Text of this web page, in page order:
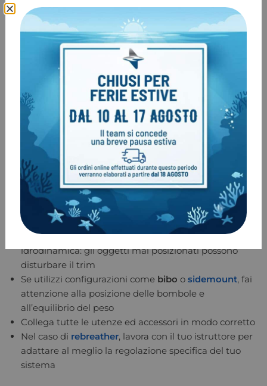
è tra le più
efficienti e riduce al minimo il disturbo
ambientale
Allenati anche con lapinneggiata all’indietro e la
rotazione
questo ti aiuterà ad aumentare la tua
Simula situazioni di emergenza mantenendo un
buon assetto e trim per testare la tua reazione e il
controllo
Esegui delle risalite in acqua libera senza cima di
riferimento ed inizia ad aumentare la tua percezione
sull’assetto e postura
3. Configurazione dell’attrezzatura
Controlla che l’attrezzatura sia bilanciata e
idrodinamica: gli oggetti mal posizionati possono
disturbare il trim
Se utilizzi configurazioni come bibo o sidemount, fai
attenzione alla posizione delle bombole e
all’equilibrio del peso
Collega tutte le utenze ed accessori in modo corretto
Nel caso di rebreather, lavora con il tuo istruttore per
adattare al meglio la regolazione specifica del tuo
sistema